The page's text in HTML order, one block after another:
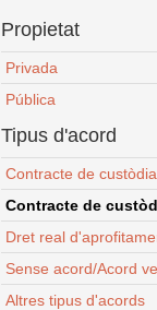
Propietat
Privada
Pública
Tipus d'acord
Contracte de custòdia
Contracte de
Dret real
Sense acord/Acord
Altres tipus d'acords